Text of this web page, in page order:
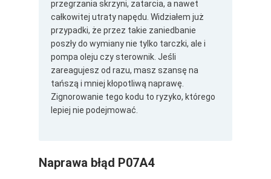
przegrzania skrzyni, zatarcia, a nawet
całkowitej utraty napędu. Widziałem już
przypadki, że przez takie zaniedbanie
poszły do wymiany nie tylko tarczki, ale i
pompa oleju czy sterownik. Jeśli
zareagujesz od razu, masz szansę na
tańszą i mniej kłopotliwą naprawę.
Zignorowanie tego kodu to ryzyko, którego
lepiej nie podejmować.
Naprawa błąd P07A4